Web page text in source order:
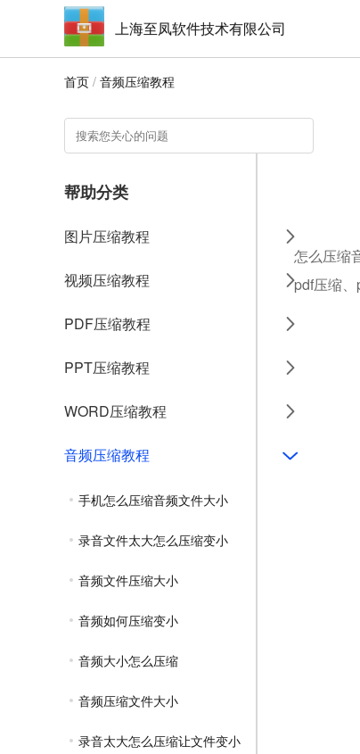
上海至凤软件技术有限公司
首页 / 音频压缩教程
帮助分类
图片压缩教程
视频压缩教程
PDF压缩教程
PPT压缩教程
WORD压缩教程
音频压缩教程
手机怎么压缩音频文件大小
录音文件太大怎么压缩变小
音频文件压缩大小
音频如何压缩变小
音频大小怎么压缩
音频压缩文件大小
录音太大怎么压缩让文件变小
怎么压缩
pdf压缩